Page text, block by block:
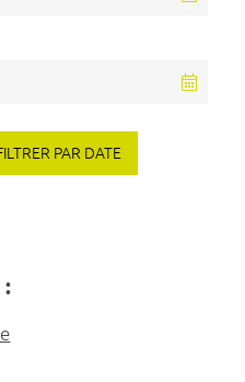
PAR DATE
: